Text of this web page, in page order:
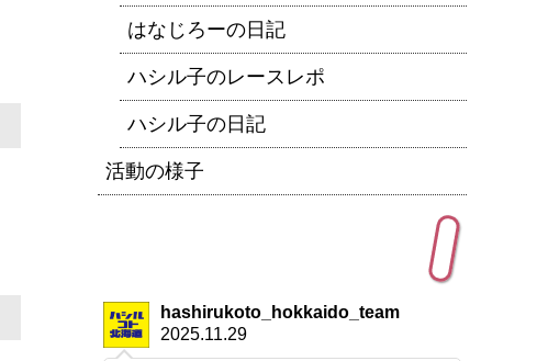
はなじろーの日記
ハシル子のレースレポ
ハシル子の日記
活動の様子
hashirukoto_hokkaido_team
2025.11.29